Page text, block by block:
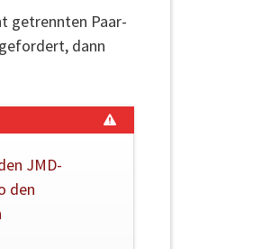
getrennten Paar-
dann
JMD-
den